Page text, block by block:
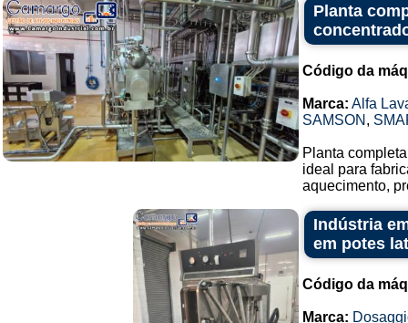
Planta
Código da
Marca: Alfa
SAMSON ,
Planta
ideal para
aquecimento,
Indústria
em potes
Código da
Marca: